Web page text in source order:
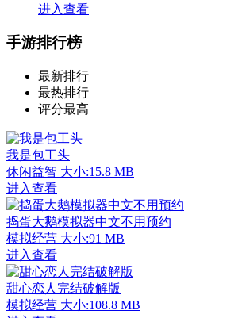
进入查看
手游排行榜
最新排行
最热排行
评分最高
我是包工头
休闲益智 大小:15.8 MB
进入查看
捣蛋大鹅模拟器中文不用预约
模拟经营 大小:91 MB
进入查看
甜心恋人完结破解版
模拟经营 大小:108.8 MB